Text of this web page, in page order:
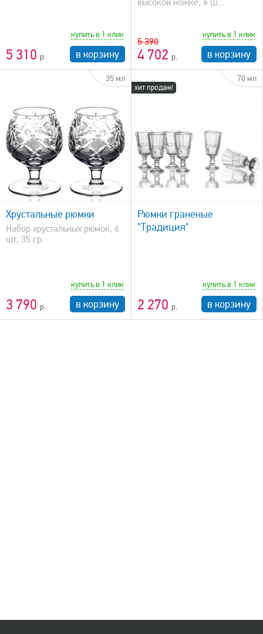
5 310
купить в 1 клик
в корзину
5 390
4 702
купить в 1 клик
в корзину
35 мл
Хрустальные рюмки
Набор хрустальных рюмок, 6
шт, 35 гр.
3 790
купить в 1 клик
в корзину
хит продаж!
70 мл
быстрый просмотр
Рюмки граненые
"Традиция"
2 270
купить в 1 клик
в корзину